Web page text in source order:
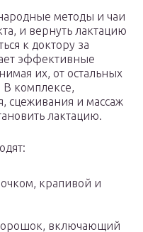
методы и чаи
и вернуть лактацию
к доктору за
эффективные
их, от остальных
В комплексе,
сцеживания и массаж
лактацию.
крапивой и
включающий